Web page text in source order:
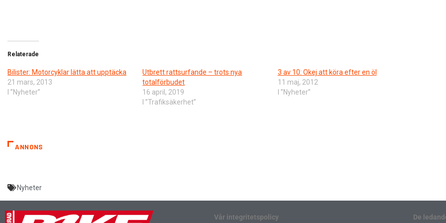
Relaterade
Bilister: Motorcyklar lätta att upptäcka
21 mars, 2013
I ”Nyheter”
Utbrett rattsurfande – trots nya
totalförbudet
16 april, 2019
I ”Trafiksäkerhet”
3 av 10: Okej att köra efter en öl
11 maj, 2012
I ”Nyheter”
ANNONS
Nyheter
Vår integritetspolicy De